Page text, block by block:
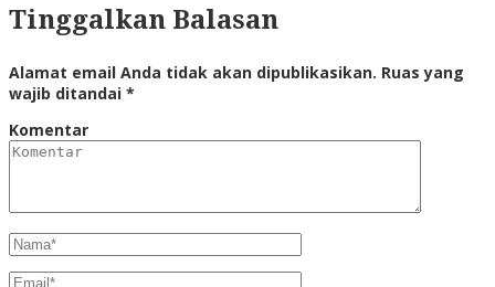
Tinggalkan Balasan
Alamat email Anda tidak akan dipublikasikan. Ruas yang
wajib ditandai *
Komentar